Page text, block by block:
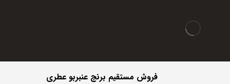
فروش مستقیم برنج عنبربو عطری